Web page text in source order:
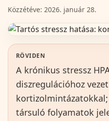
Közzétéve: 2026. január 28.
RÖVIDEN
A krónikus stressz
diszregulációhoz
kortizolmintázatokkal;
társuló folyamatok